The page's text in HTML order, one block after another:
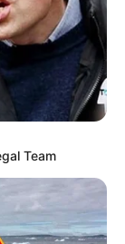
Team